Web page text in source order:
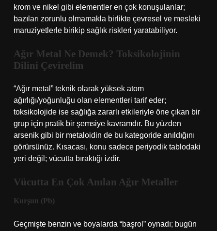
krom ve nikel gibi elementler en çok konuşulanlar;
bazıları zorunlu olmamakla birlikte çevresel ve mesleki
maruziyetlerle birikip sağlık riskleri yaratabiliyor.
Ağır Metal Ne Demek? Toksikolojinin
Dilini Çevirelim
“Ağır metal” teknik olarak yüksek atom
ağırlığı/yoğunluğu olan elementleri tarif eder;
toksikolojide ise sağlığa zararlı etkileriyle öne çıkan bir
grup için pratik bir şemsiye kavramdır. Bu yüzden
arsenik gibi bir metaloidin de bu kategoride anıldığını
görürsünüz. Kısacası, konu sadece periyodik tablodaki
yeri değil; vücutta bıraktığı izdir.
Vücutta En Çok Anılan Ağır Metaller
Kurşun (Pb)
Geçmişte benzin ve boyalarda “başrol” oynadı; bugün